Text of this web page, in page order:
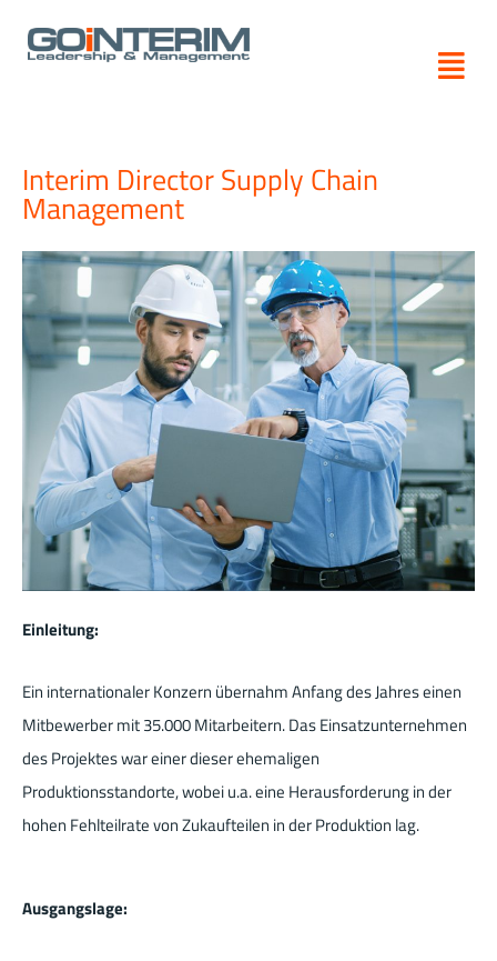
Inhalt
springen
Interim Director Supply Chain
Management
Einleitung:
Ein internationaler Konzern übernahm Anfang des Jahres einen
Mitbewerber mit 35.000 Mitarbeitern. Das Einsatzunternehmen
des Projektes war einer dieser ehemaligen
Produktionsstandorte, wobei u.a. eine Herausforderung in der
hohen Fehlteilrate von Zukaufteilen in der Produktion lag.
Ausgangslage: